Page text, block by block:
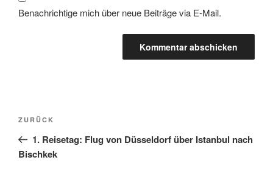
Benachrichtige mich über neue Beiträge via E-Mail.
Beitragsnavigation
Vorheriger
Beitrag
ZURÜCK
1. Reisetag: Flug von Düsseldorf über Istanbul nach
Bischkek